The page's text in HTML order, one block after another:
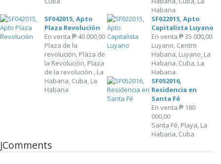
Habana
SF042015, Apto
Plaza Revolución
En venta₱ 40 000,00
Plaza de la
revolución, Plaza de
la Revolución, Plaza
de la revolución , La
Habana, Cuba, La
Habana
SF022015, Apto
Capitalista Luyano
En venta ₱ 35 000,00
Luyano, Centro
Habana, Luyano, La
Habana, Cuba, La
Habana
SF052016,
Residencia en
Santa Fé
En venta ₱ 180
000,00
Santa Fé, Playa, La
Habana, Cuba
JComments